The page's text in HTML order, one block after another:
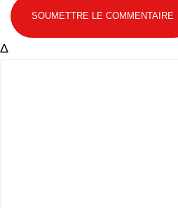
SOUMETTRE LE COMMENTAIRE
Δ